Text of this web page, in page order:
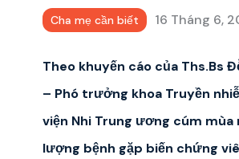
Cha mẹ cần biết 16 Tháng 6,
Theo khuyến cáo của Ths.Bs
– Phó trưởng khoa Truyền
viện Nhi Trung ương cúm mùa
lượng bệnh gặp biến chứng